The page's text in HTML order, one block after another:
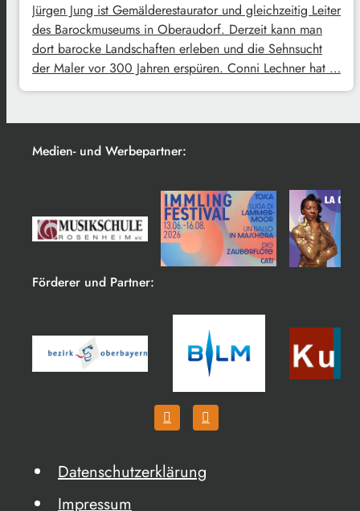
Jürgen Jung ist Gemälderestaurator und gleichzeitig Leiter
des Barockmuseums in Oberaudorf. Derzeit kann man
dort barocke Landschaften erleben und die Sehnsucht
der Maler vor 300 Jahren erspüren. Conni Lechner hat …
Medien- und Werbepartner:
Förderer und Partner:
Datenschutzerklärung
Impressum